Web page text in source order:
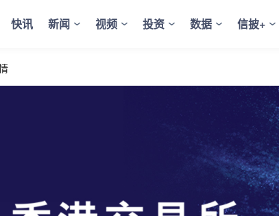
快讯 新闻 视频 投资 数据 信披+